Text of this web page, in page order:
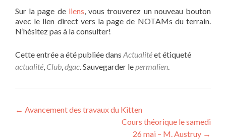
Sur la page de liens, vous trouverez un nouveau bouton
avec le lien direct vers la page de NOTAMs du terrain.
N’hésitez pas à la consulter!
Cette entrée a été publiée dans Actualitéet étiqueté
actualité, Club,dgac. Sauvegarder lepermalien.
Navigation
← Avancement des travaux du Kitten
Cours théorique le samedi
26 mai – M. Austruy →